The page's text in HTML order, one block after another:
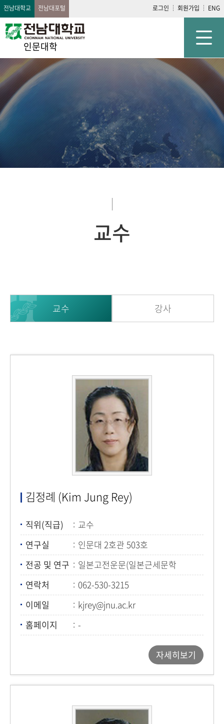
전남대학교 전남대포털 로그인 회원가입 ENG
인문대학
교수
교수 강사
김정례 (Kim Jung Rey)
직위(직급)
교수
연구실
인문대 2호관 503호
전공 및 연구
일본고전운문(일본근세문학
(하이쿠))
연락처
062-530-3215
이메일
kjrey@jnu.ac.kr
홈페이지
-
자세히보기